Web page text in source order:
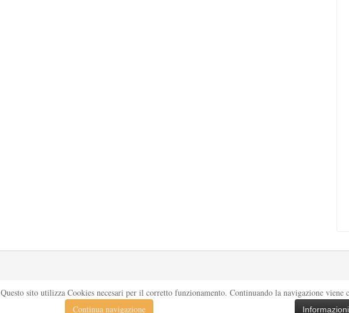
Questo sito utilizza Cookies necesari per il corretto funzionamento. Continuando la navigazione
Continua navigazione
Informazioni